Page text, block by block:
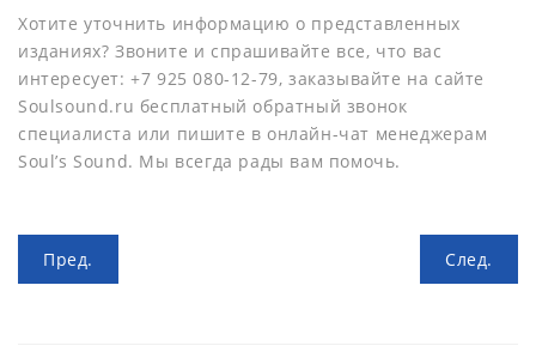
Хотите уточнить информацию о представленных
изданиях? Звоните и спрашивайте все, что вас
интересует: +7 925 080-12-79, заказывайте на сайте
Soulsound.ru бесплатный обратный звонок
специалиста или пишите в онлайн-чат менеджерам
Soul’s Sound. Мы всегда рады вам помочь.
Пред. След.